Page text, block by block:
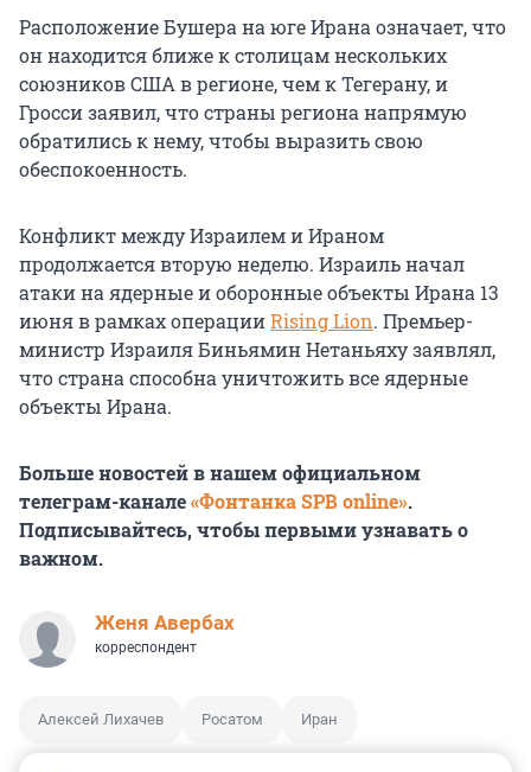
Расположение Бушера на юге Ирана означает, что
он находится ближе к столицам нескольких
союзников США в регионе, чем к Тегерану, и
Гросси заявил, что страны региона напрямую
обратились к нему, чтобы выразить свою
обеспокоенность.
Конфликт между Израилем и Ираном
продолжается вторую неделю. Израиль начал
атаки на ядерные и оборонные объекты Ирана 13
июня в рамках операцииRising Lion. Премьер-
министр Израиля Биньямин Нетаньяху заявлял,
что страна способна уничтожить все ядерные
объекты Ирана.
Больше новостей в нашем официальном
телеграм-канале«Фонтанка SPB online».
Подписывайтесь, чтобы первыми узнавать о
важном.
Женя Авербах
корреспондент
Алексей Лихачев Росатом Иран